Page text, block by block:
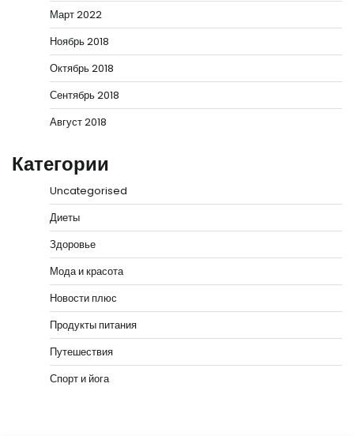
Март 2022
Ноябрь 2018
Октябрь 2018
Сентябрь 2018
Август 2018
Категории
Uncategorised
Диеты
Здоровье
Мода и красота
Новости плюс
Продукты питания
Путешествия
Спорт и йога